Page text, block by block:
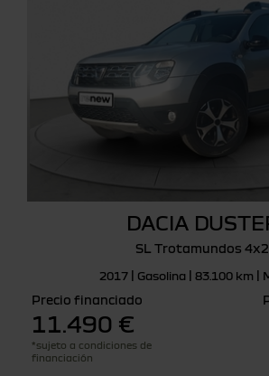
DACIA
SL Trotamundos 4x2
2017 | Gasolina | 83.100 km |
Precio financiado
11.490 €
*sujeto a condiciones de
financiación